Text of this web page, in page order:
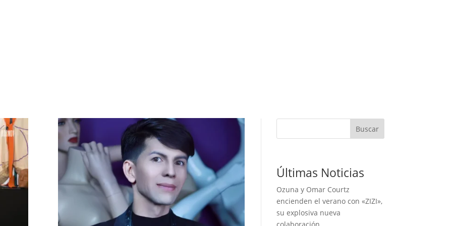
Buscar
Últimas Noticias
Ozuna y Omar Courtz
encienden el verano con «ZIZI»,
su explosiva nueva